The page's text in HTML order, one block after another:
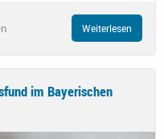
Weiterlesen
im Bayerischen